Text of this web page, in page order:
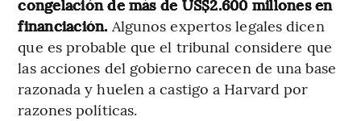
congelación de más de US$2.600 millones en
financiación. Algunos expertos legales dicen
que es probable que el tribunal considere que
las acciones del gobierno carecen de una base
razonada y huelen a castigo a Harvard por
razones políticas.